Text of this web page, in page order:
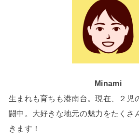
Minami
生まれも育ちも港南台。現在、２児
闘中。大好きな地元の魅力をたくさ
きます！